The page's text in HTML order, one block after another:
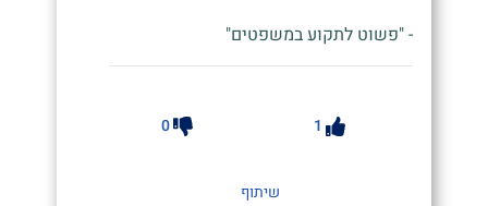
- "פשוט לתקוע במשפטים"
1
0
שיתוף